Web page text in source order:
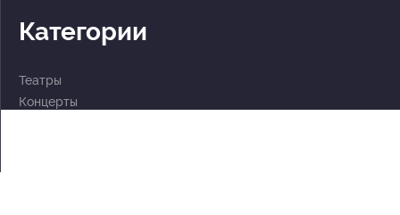
Категории
Театры
Концерты